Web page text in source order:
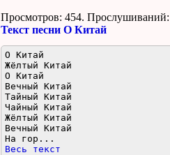
Просмотров: 454. Прослушиваний:
Текст песни О Китай
О Китай
Жёлтый Китай
О Китай
Вечный Китай
Тайный Китай
Чайный Китай
Жёлтый Китай
Вечный Китай
На гор...
Весь текст